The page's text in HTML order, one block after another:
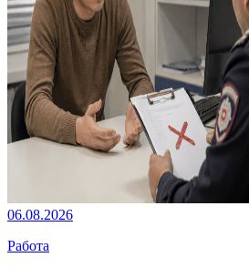
06.08.2026
Работа